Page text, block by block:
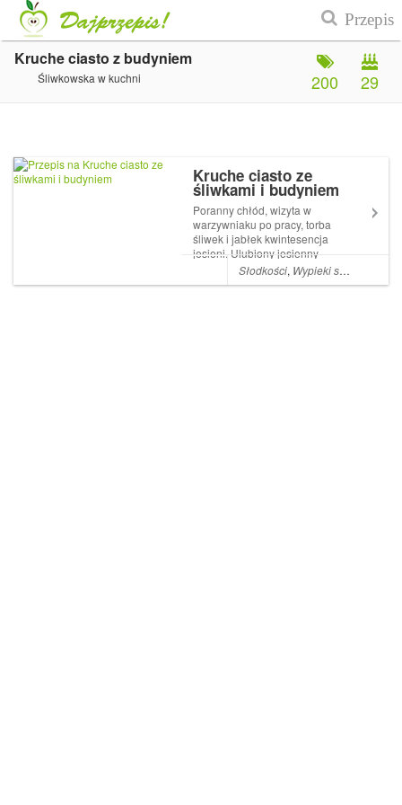
Kruche ciasto z budyniem
Śliwkowska w kuchni 29
200
Kruche ciasto ze
śliwkami i budyniem
Poranny chłód, wizyta w
warzywniaku po pracy, torba
śliwek i jabłek kwintesencja
jesieni. Ulubiony jesienny
sweter i ciepło kaloryferów.
Szukanie inspiracji na
Słodkości, Wypieki słodkie